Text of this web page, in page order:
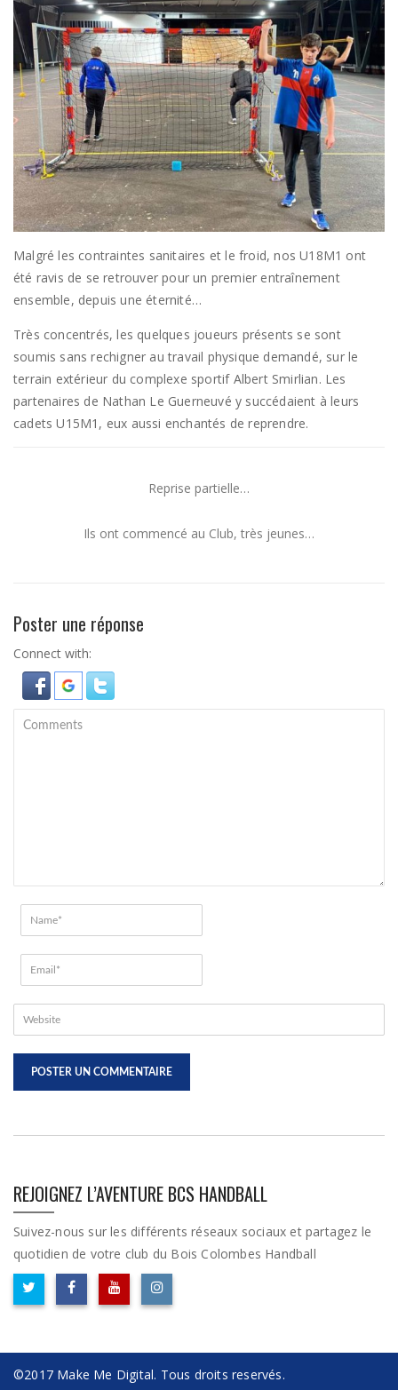
Malgré les contraintes sanitaires et le froid, nos U18M1 ont
été ravis de se retrouver pour un premier entraînement
ensemble, depuis une éternité…
Très concentrés, les quelques joueurs présents se sont
soumis sans rechigner au travail physique demandé, sur le
terrain extérieur du complexe sportif Albert Smirlian. Les
partenaires de Nathan Le Guerneuvé y succédaient à leurs
cadets U15M1, eux aussi enchantés de reprendre.
Reprise partielle…
Ils ont commencé au Club, très jeunes…
Poster une réponse
Connect with:
REJOIGNEZ L’AVENTURE BCS HANDBALL
Suivez-nous sur les différents réseaux sociaux et partagez le
quotidien de votre club du Bois Colombes Handball
©2017 Make Me Digital. Tous droits reservés.